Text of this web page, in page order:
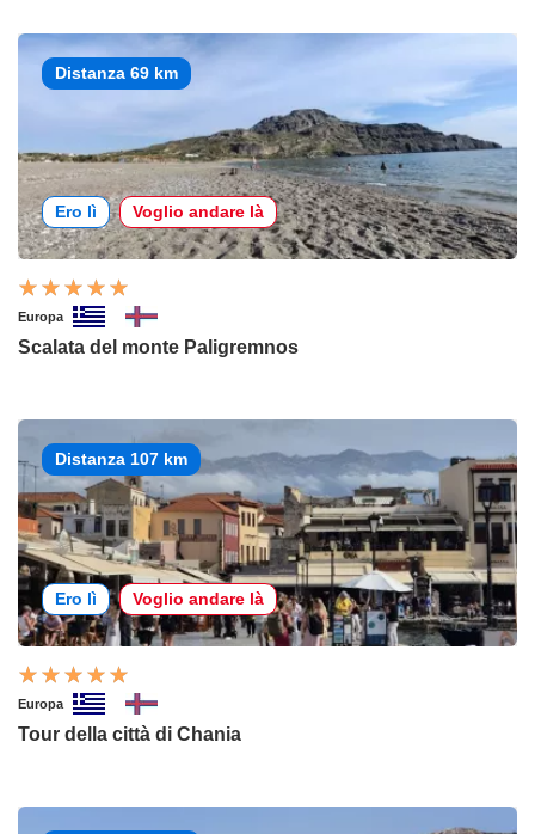
Distanza 69 km
Ero lì Voglio andare là
Europa
Scalata del monte Paligremnos
Distanza 107 km
Ero lì Voglio andare là
Europa
Tour della città di Chania